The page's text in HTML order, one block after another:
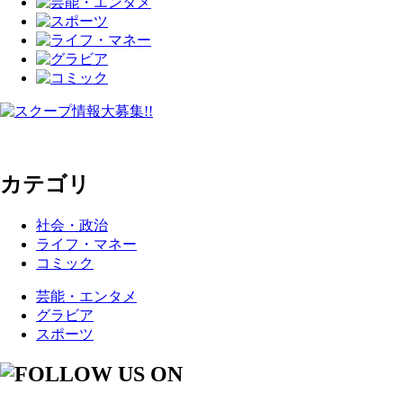
カテゴリ
社会・政治
ライフ・マネー
コミック
芸能・エンタメ
グラビア
スポーツ